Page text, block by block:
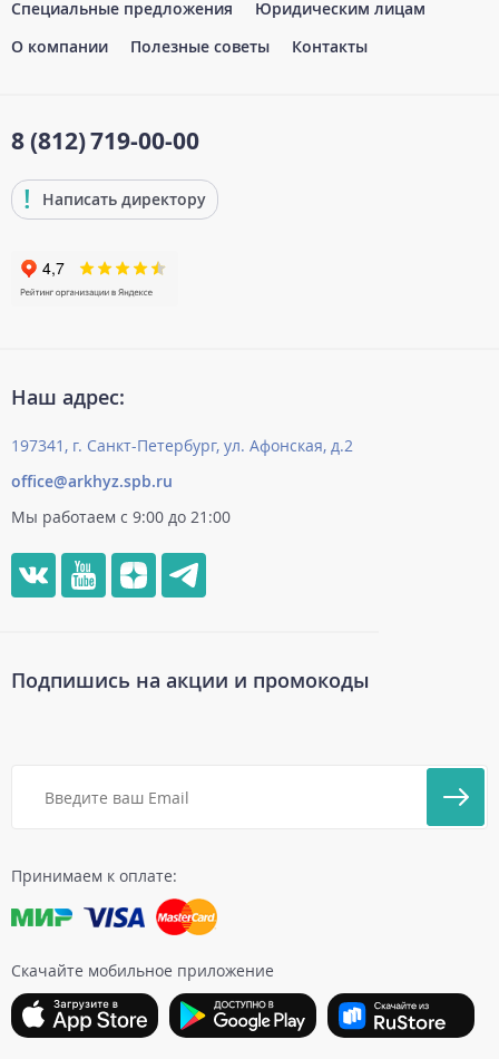
Специальные предложения
Юридическим лицам
О компании
Полезные советы Контакты
8 (812)719-00-00
Написать директору
Наш адрес:
197341, г. Санкт-Петербург, ул. Афонская, д.2
office@arkhyz.spb.ru
Мы работаем с 9:00 до 21:00
Принимаем к оплате:
Скачайте мобильное приложение
Подпишись на акции и промокоды